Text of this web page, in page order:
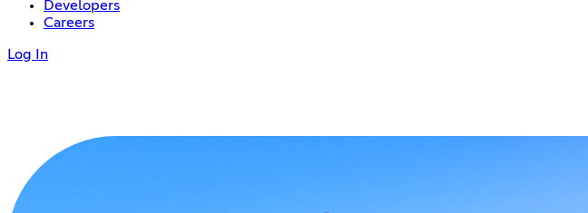
Developers
Careers
Log In